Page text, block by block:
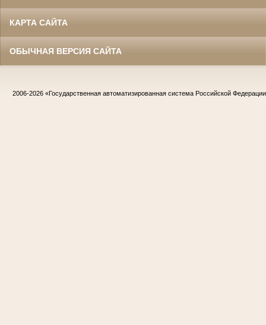
КАРТА САЙТА
ОБЫЧНАЯ ВЕРСИЯ САЙТА
2006-2026 «Государственная автоматизированная система Российской